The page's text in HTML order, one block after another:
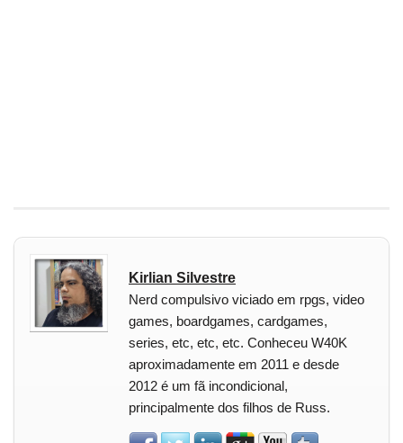
Kirlian Silvestre
Nerd compulsivo viciado em rpgs, video
games, boardgames, cardgames,
series, etc, etc, etc. Conheceu W40K
aproximadamente em 2011 e desde
2012 é um fã incondicional,
principalmente dos filhos de Russ.